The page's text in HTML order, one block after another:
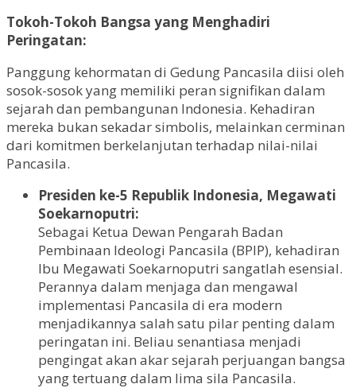
Tokoh-Tokoh Bangsa yang Menghadiri
Peringatan:
Panggung kehormatan di Gedung Pancasila diisi oleh
sosok-sosok yang memiliki peran signifikan dalam
sejarah dan pembangunan Indonesia. Kehadiran
mereka bukan sekadar simbolis, melainkan cerminan
dari komitmen berkelanjutan terhadap nilai-nilai
Pancasila.
Presiden ke-5 Republik Indonesia, Megawati
Soekarnoputri:
Sebagai Ketua Dewan Pengarah Badan
Pembinaan Ideologi Pancasila (BPIP), kehadiran
Ibu Megawati Soekarnoputri sangatlah esensial.
Perannya dalam menjaga dan mengawal
implementasi Pancasila di era modern
menjadikannya salah satu pilar penting dalam
peringatan ini. Beliau senantiasa menjadi
pengingat akan akar sejarah perjuangan bangsa
yang tertuang dalam lima sila Pancasila.